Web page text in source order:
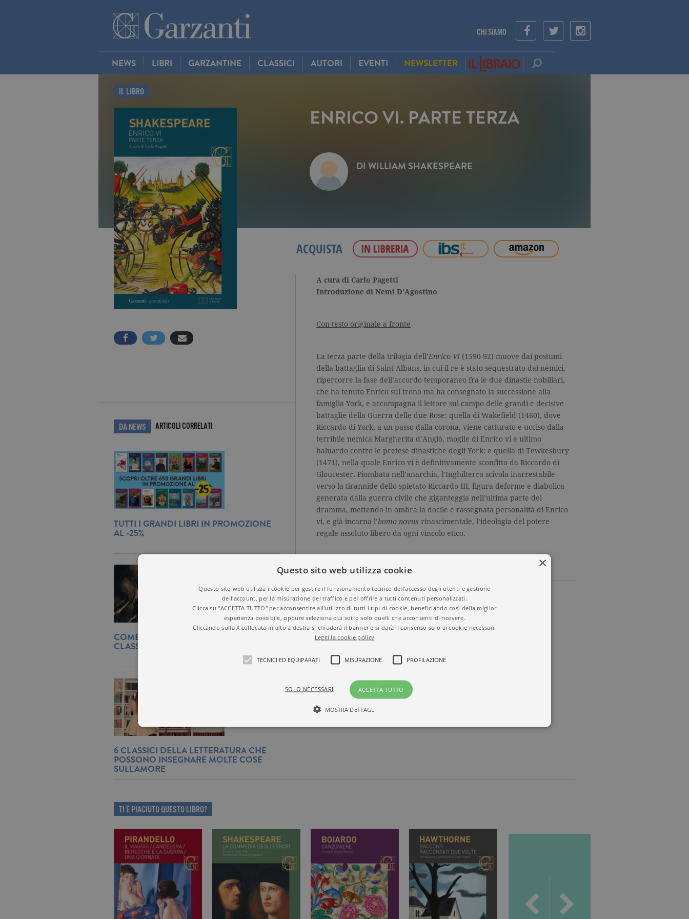
CHI SIAMO
NEWS LIBRI GARZANTINE CLASSICI AUTORI EVENTI NEWSLETTER
IL LIBRO
ENRICO VI. PARTE TERZA
DI WILLIAM SHAKESPEARE
ACQUISTA
A cura di Carlo Pagetti
Introduzione di Nemi D’Agostino
Con testo originale a fronte
La terza parte della trilogia dell’Enrico VI(1590-92) muove dai postumi
della battaglia di Saint Albans, in cui il re è stato sequestrato dai nemici,
ripercorre la fase dell’accordo temporaneo fra le due dinastie nobiliari,
che ha tenuto Enrico sul trono ma ha consegnato la successione alla
famiglia York, e accompagna il lettore sul campo delle grandi e decisive
battaglie della Guerra delle due Rose: quella di Wakefield (1460), dove
Riccardo di York, a un passo dalla corona, viene catturato e ucciso dalla
terribile nemica Margherita d’Angiò, moglie di Enrico vi e ultimo
baluardo contro le pretese dinastiche degli York; e quella di Tewkesbury
(1471), nella quale Enrico vi è definitivamente sconfitto da Riccardo di
Gloucester. Piombata nell’anarchia, l’Inghilterra scivola inarrestabile
verso la tirannide dello spietato Riccardo III, figura deforme e diabolica
generata dalla guerra civile che giganteggia nell’ultima parte del
dramma, mettendo in ombra la docile e rassegnata personalità di Enrico
vi, e già incarna l’homo novus rinascimentale, l’ideologia del potere
regale assoluto libero da ogni vincolo etico.
Titolo
Enrico VI. Parte terza
ISBN
9788811817734
Autore
Aree tematiche
Grandi classici
Prezzo di questa
edizione cartacea
13,00€
DA NEWS ARTICOLI CORRELATI
TUTTI I GRANDI LIBRI IN PROMOZIONE
AL -25%
COME SI SCEGLIE LA COPERTINA DI UN
CLASSICO, AD ESEMPIO MOBY DICK?
6 CLASSICI DELLA LETTERATURA CHE
POSSONO INSEGNARE MOLTE COSE
SULL'AMORE
TI È PIACIUTO QUESTO LIBRO?
×
Questo sito web utilizza cookie
Questo sito web utilizza i cookie per gestire il funzionamento tecnico dell'accesso degli utenti e gestione
dell'account, per la misurazione del traffico e per offrire a tutti contenuti personalizzati.
Clicca su "ACCETTA TUTTO" per acconsentire all'utilizzo di tutti i tipi di cookie, beneficiando così della miglior
esperienza possibile, oppure seleziona qui sotto solo quelli che acconsenti di ricevere.
Cliccando sulla X collocata in alto a destra si chiuderà il banner e si darà il consenso solo ai cookie necessari.
Leggi la cookie policy
TECNICI ED EQUIPARATI MISURAZIONE PROFILAZIONE
ACCETTA TUTTO
SOLO NECESSARI
MOSTRA DETTAGLI
I cookie tecnici sono strettamente necessari, consentono la funzionalità del sito Web principale come l'accesso degli utenti e la gestione
_gid
di pagina.
_gat
.garzanti.it 1 minuto
Questo nome di cookie è associato a Google Universal Analytics, secondo la
documentazione viene utilizzato per limitare la frequenza delle richieste, limitando la
raccolta di dati su siti ad alto traffico.
current_url
Questo cookie viene utilizzato per verificare la pagina corrente visualizzata.
_gat_UA-16356920-1
.garzanti.it 1 minuto
Si tratta di un cookie di tipo pattern impostato da Google Analytics, in cui l'elemento
pattern sul nome contiene il numero identificativo univoco dell'account o del sito Web a
cui si riferisce. È una variazione del cookie _gat che viene utilizzato per limitare la quantità
di dati registrati da Google su siti Web ad alto volume di traffico.